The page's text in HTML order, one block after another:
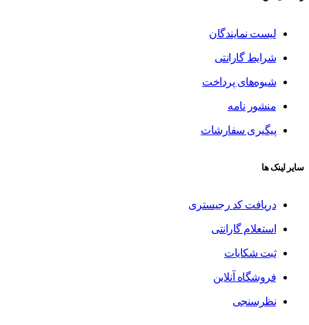
لیست نمایندگان
شرایط گارانتی
شیوه‌های پرداخت
منشور نامه
پیگیری سفارشات
سایر لینک ها
دریافت کد رجیستری
استعلام گارانتی
ثبت شکایات
فروشگاه آنلاین
نظرسنجی